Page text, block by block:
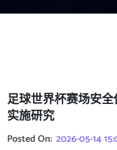
足球世界杯赛场安
实施研究
Posted On: 2026-05-14